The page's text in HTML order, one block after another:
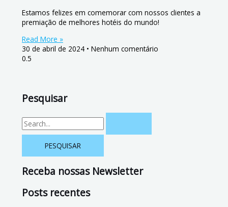
Estamos felizes em comemorar com nossos clientes a
premiação de melhores hotéis do mundo!
Read More »
30 de abril de 2024
Nenhum comentário
Pesquisar
Receba nossas Newsletter
Posts recentes